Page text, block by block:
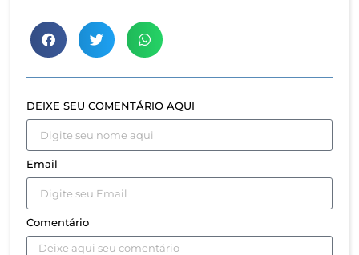
DEIXE SEU COMENTÁRIO AQUI
Email
Comentário